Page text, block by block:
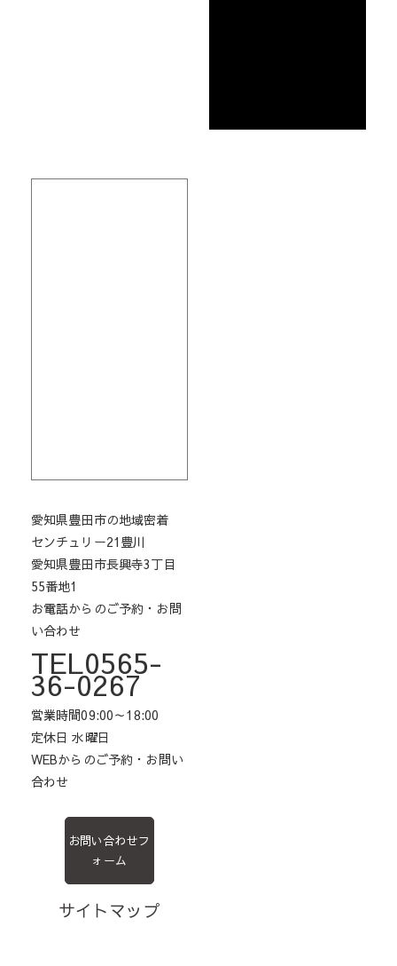
愛知県豊田市の地域密着
センチュリー21豊川
愛知県豊田市長興寺3丁目
55番地1
お電話からのご予約・お問
い合わせ
TEL0565-
36-0267
営業時間09:00～18:00
定休日 水曜日
WEBからのご予約・お問い
合わせ
お問い合わせフ
ォーム
サイトマップ